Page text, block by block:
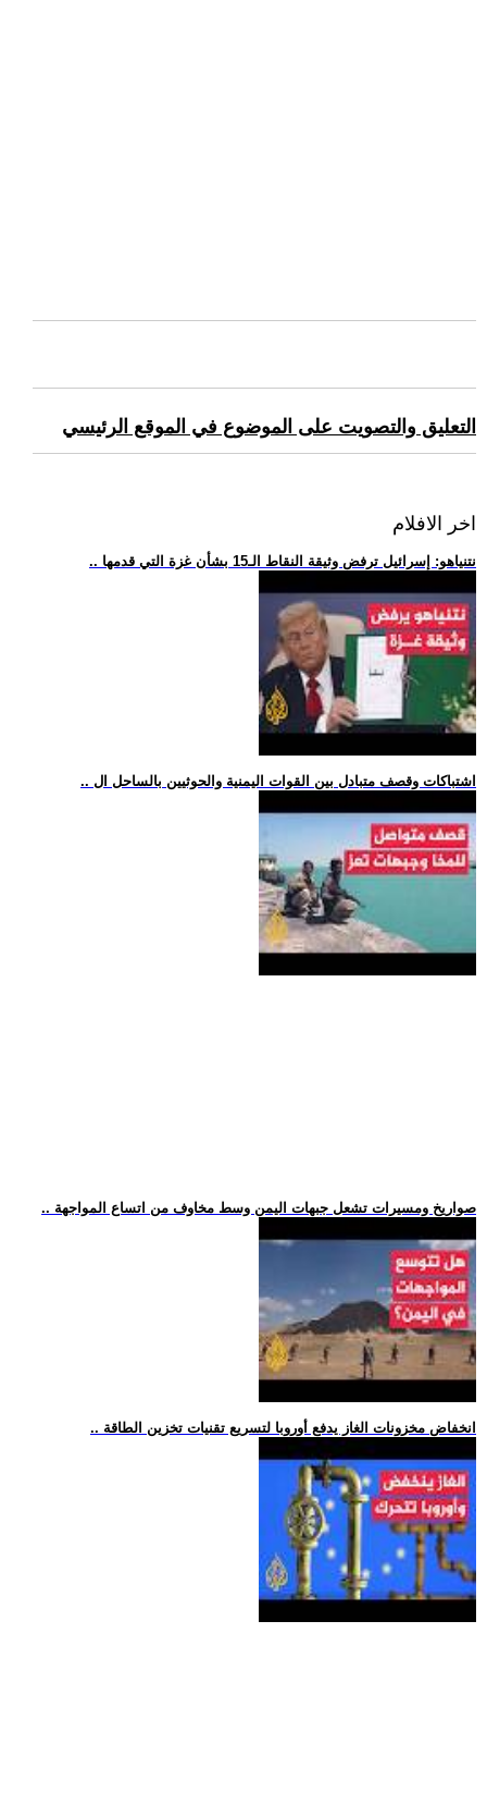
التعليق والتصويت على الموضوع في الموقع الرئيسي
اخر الافلام
.. نتنياهو: إسرائيل ترفض وثيقة النقاط الـ15 بشأن غزة التي قدمها
.. اشتباكات وقصف متبادل بين القوات اليمنية والحوثيين بالساحل ال
.. صواريخ ومسيرات تشعل جبهات اليمن وسط مخاوف من اتساع المواجهة
.. انخفاض مخزونات الغاز يدفع أوروبا لتسريع تقنيات تخزين الطاقة